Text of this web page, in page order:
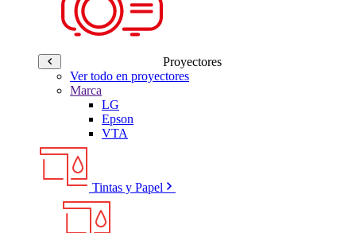
Proyectores
Ver todo en proyectores
Marca
LG
Epson
VTA
Tintas y Papel